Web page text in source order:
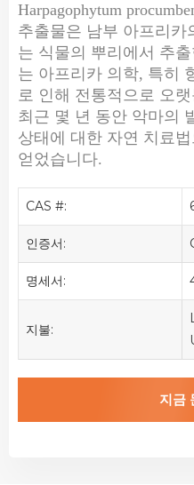
Harpagophytum
추출물은 남부 아프리
는 식물의 뿌리에서 추
는 아프리카 의학, 특히
로 인해 전통적으로 오
최근 몇 년 동안 악마의
상태에 대한 자연 치료
얻었습니다.
CAS #:
인증서:
명세서:
지불:
지금